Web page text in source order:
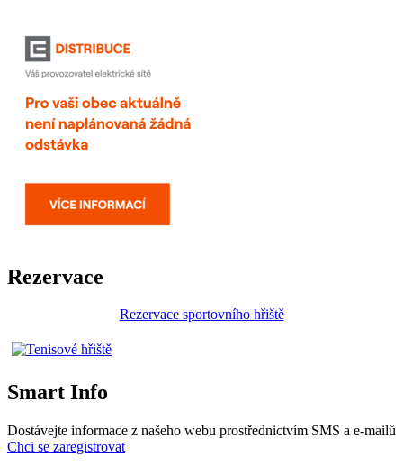
Rezervace
Rezervace sportovního hřiště
Smart Info
Dostávejte informace z našeho webu prostřednictvím SMS a e-mailů
Chci se zaregistrovat